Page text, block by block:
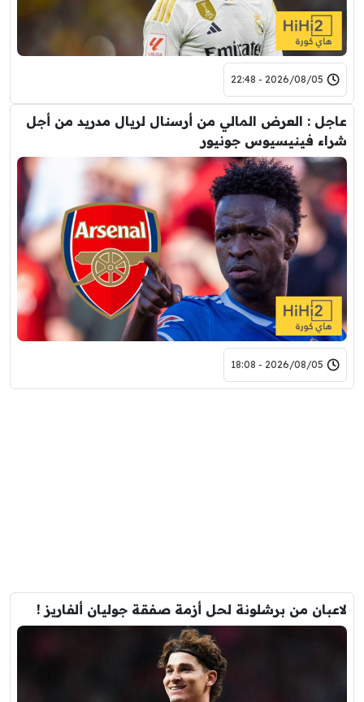
2026/08/05 - 22:48
عاجل : العرض المالي من أرسنال لريال مدريد من أجل
شراء فينيسيوس جونيور
2026/08/05 - 18:08
لاعبان من برشلونة لحل أزمة صفقة جوليان ألفاريز !